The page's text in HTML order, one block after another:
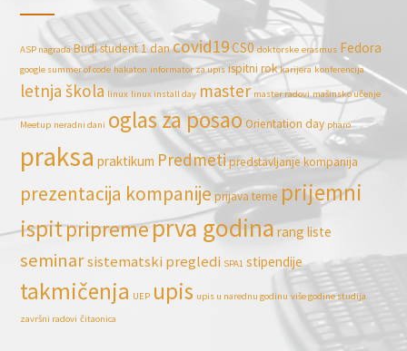
ASP nagrada Budi student 1 dancovid19CS0 doktorske erasmus Fedora
google summer of code hakaton informator za upis ispitni rok karijera konferencija
letnja škola linux linux install day master master radovi mašinsko učenje
Meetup neradni dani oglas za posao Orientation day pharo
praksa praktikum Predmetipredstavljanje kompanija
prezentacija kompanije prijava teme prijemni
ispitpripremeprva godina rang liste
seminarsistematski pregledi SPA1 stipendije
takmičenja UEP upis upis u narednu godinu više godine studija
završni radovi čitaonica